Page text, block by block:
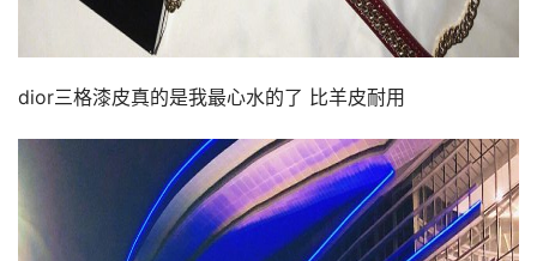
dior三格漆皮真的是我最心水的了 比羊皮耐用